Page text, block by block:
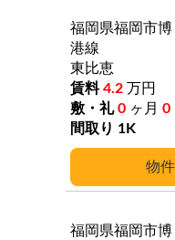
福岡県福岡市博
港線
東比恵
4.2 万円
0 ヶ月 0
1K
福岡県福岡市博